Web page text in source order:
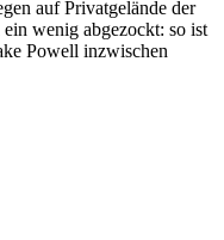
auf Privatgelände der
wenig abgezockt: so ist
Powell inzwischen